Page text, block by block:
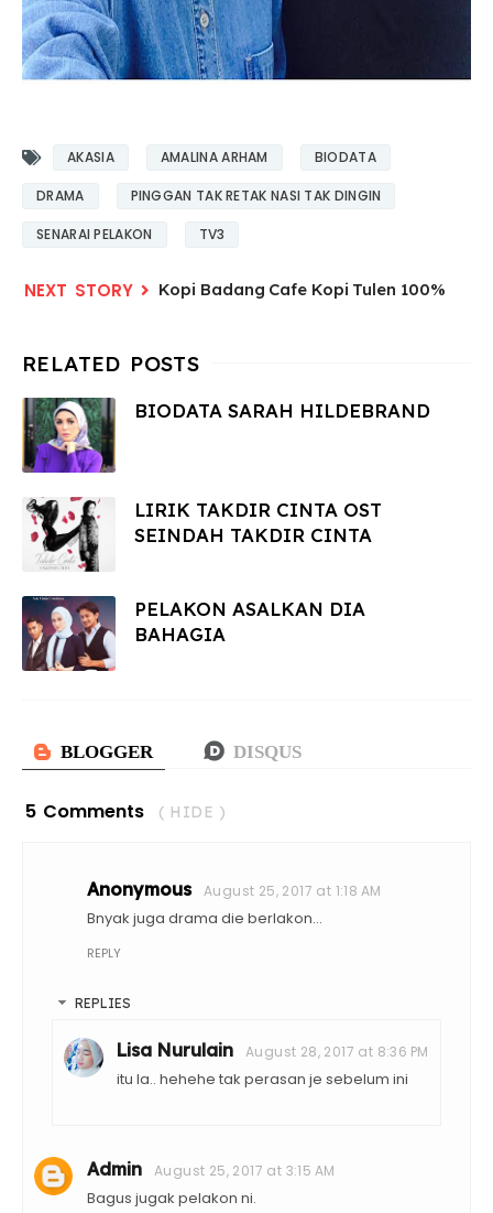
AKASIA AMALINA ARHAM BIODATA
DRAMA PINGGAN TAK RETAK NASI TAK DINGIN
SENARAI PELAKON TV3
Kopi Badang Cafe Kopi Tulen 100%
BIODATA SARAH HILDEBRAND
LIRIK TAKDIR CINTA OST
SEINDAH TAKDIR CINTA
PELAKON ASALKAN DIA
BAHAGIA
5 Comments ( HIDE )
Anonymous August 25, 2017 at 1:18 AM
Bnyak juga drama die berlakon...
REPLY
REPLIES
Lisa Nurulain August 28, 2017 at 8:36 PM
itu la.. hehehe tak perasan je sebelum ini
Admin August 25, 2017 at 3:15 AM
Bagus jugak pelakon ni.